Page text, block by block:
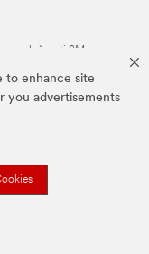
to enhance site
you advertisements
spoločnosti 3M.